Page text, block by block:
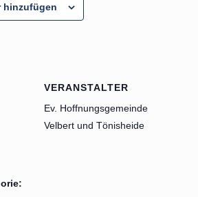
hinzufügen
VERANSTALTER
Ev. Hoffnungsgemeinde
Velbert und Tönisheide